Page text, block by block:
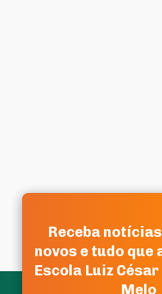
Receba
novos e tudo que
Escola Luiz
Melo
Receba
novos e tudo que
Escola Luiz
Melo